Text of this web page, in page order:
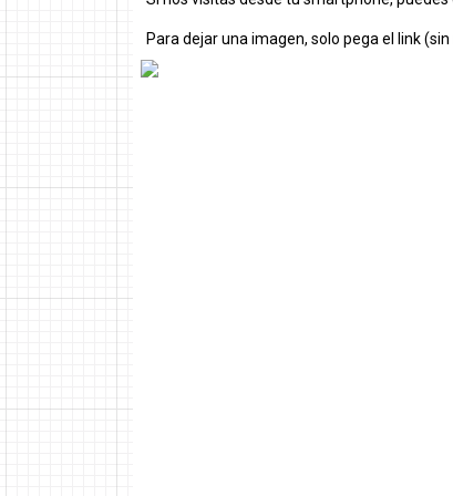
Para dejar una imagen, solo pega el link